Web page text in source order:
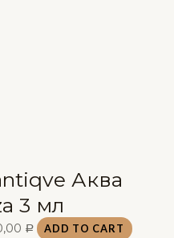
Аква
3 мл
Р ADD TO CART